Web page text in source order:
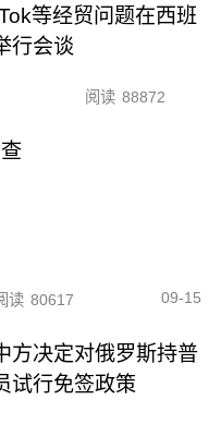
等经贸问题在西班
行会谈
阅读 88872
读 80617 09-15
方决定对俄罗斯持普
试行免签政策